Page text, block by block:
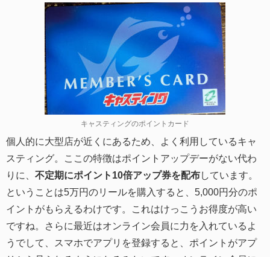
キャスティングのポイントカード
個人的に大型店が近くにあるため、よく利用しているキャ
スティング。ここの特徴はポイントアップデーがない代わ
りに、 不定期にポイント10倍アップ券を配布しています。
ということは5万円のリールを購入すると、5,000円分のポ
イントがもらえるわけです。これはけっこうお得度が高い
ですね。さらに最近はオンライン会員に力を入れているよ
うでして、スマホでアプリを登録すると、ポイントがアプ